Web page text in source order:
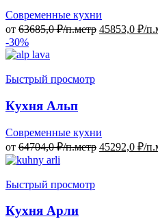
Современные кухни
от 63685,0₽/п.метр 45853,0 ₽/
-30%
Быстрый просмотр
Кухня Альп
Современные кухни
от 64704,0₽/п.метр 45292,0 ₽/
Быстрый просмотр
Кухня Арли